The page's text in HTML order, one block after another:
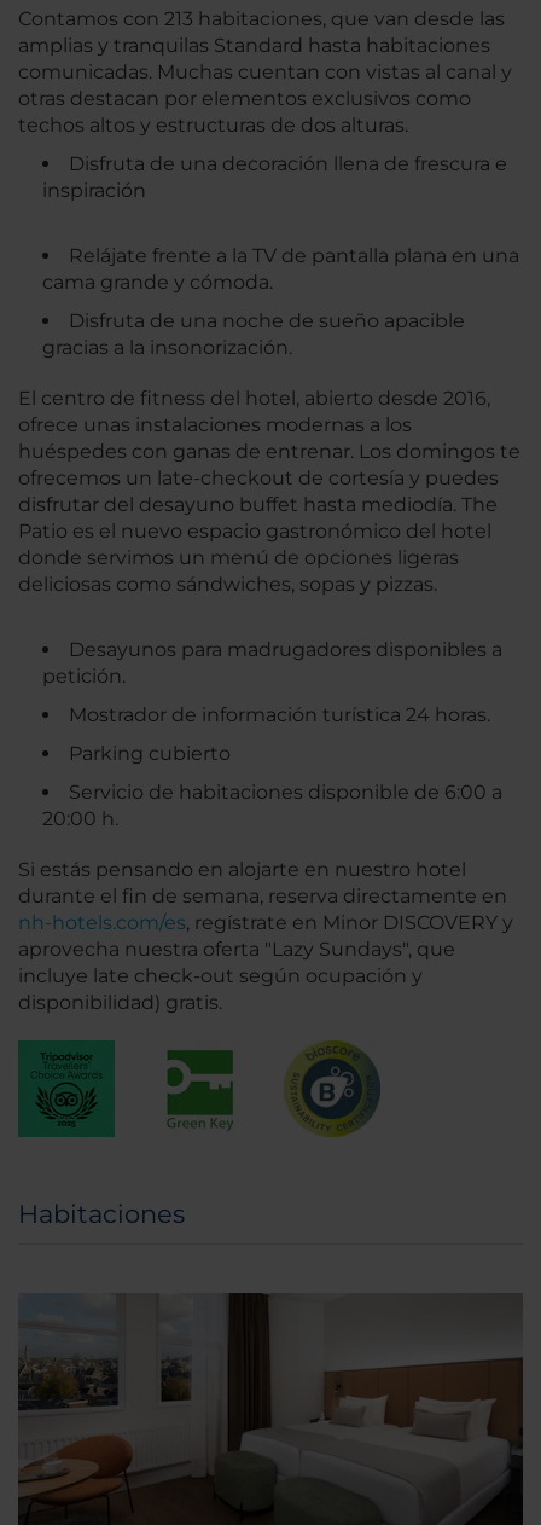
Contamos con 213 habitaciones, que van desde las
amplias y tranquilas Standard hasta habitaciones
comunicadas. Muchas cuentan con vistas al canal y
otras destacan por elementos exclusivos como
techos altos y estructuras de dos alturas.
Disfruta de una decoración llena de frescura e
inspiración
Relájate frente a la TV de pantalla plana en una
cama grande y cómoda.
Disfruta de una noche de sueño apacible
gracias a la insonorización.
El centro de fitness del hotel, abierto desde 2016,
ofrece unas instalaciones modernas a los
huéspedes con ganas de entrenar. Los domingos te
ofrecemos un late-checkout de cortesía y puedes
disfrutar del desayuno buffet hasta mediodía. The
Patio es el nuevo espacio gastronómico del hotel
donde servimos un menú de opciones ligeras
deliciosas como sándwiches, sopas y pizzas.
Desayunos para madrugadores disponibles a
petición.
Mostrador de información turística 24 horas.
Parking cubierto
Servicio de habitaciones disponible de 6:00 a
20:00 h.
Si estás pensando en alojarte en nuestro hotel
durante el fin de semana, reserva directamente en
nh-hotels.com/es, regístrate en Minor DISCOVERY y
aprovecha nuestra oferta "Lazy Sundays", que
incluye late check-out según ocupación y
disponibilidad) gratis.
Habitaciones